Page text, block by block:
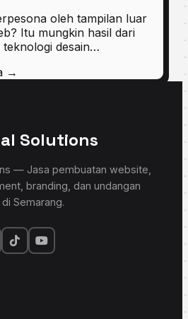
oleh tampilan luar
Itu mungkin hasil dari
teknologi desain…
→
Solutions
— Jasa pembuatan website,
branding, dan undangan
Semarang.